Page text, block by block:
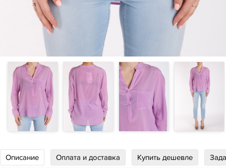
Описание Оплата и доставка Купить дешевле